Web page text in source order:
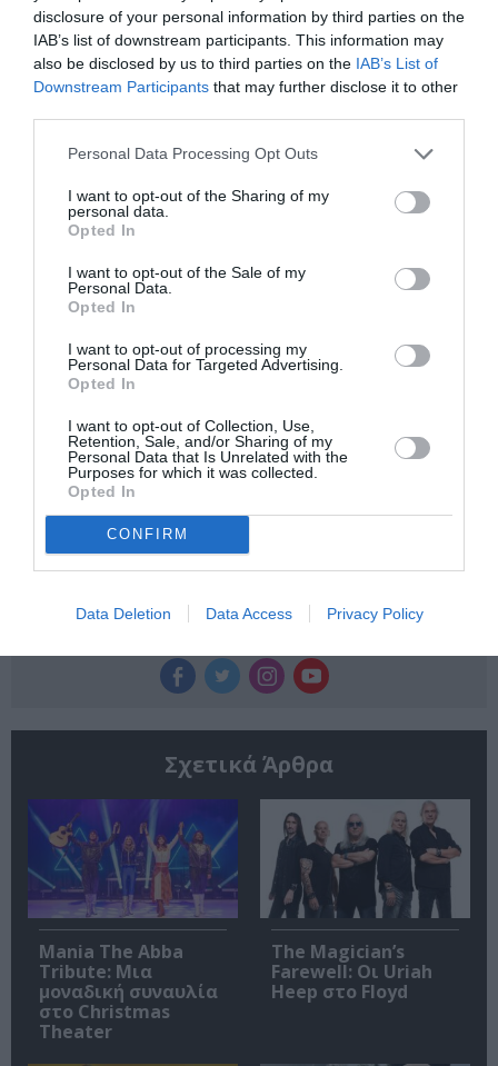
disclosure of your personal information by third parties on the
IAB’s list of downstream participants. This information may
also be disclosed by us to third parties on the IAB’s List of
Downstream Participants that may further disclose it to other
Personal Data Processing Opt Outs
I want to opt-out of the Sharing of my
personal data.
Opted In
I want to opt-out of the Sale of my
Personal Data.
Opted In
I want to opt-out of processing my
Personal Data for Targeted Advertising.
Opted In
I want to opt-out of Collection, Use,
Retention, Sale, and/or Sharing of my
Personal Data that Is Unrelated with the
Purposes for which it was collected.
Opted In
CONFIRM
Data Deletion Data Access Privacy Policy
Ακολουθήστε το Culturenow.gr στο Google News
μάθετε πρώτοι όλες τις ειδήσεις
Δείτε όλα τατελευταία νέαγια την Τέχνη και τον
Νέοι Διαγωνισμοί❯
ΑΛΚΗΣ ΑΛΚΑΙΟΣ
ΝΕΑ ΑΛΜΠΟΥΜ
ΧΡΗΣΤΟΣ ΘΗΒΑΙΟΣ
Newsletter
Κάθε βδομάδα στο e-mail σας τα τελευταία νέα για
την Τέχνη και τον Πολιτισμό!
Σχετικά Άρθρα
Mania The Abba
Tribute: Μια
μοναδική συναυλία
στο Christmas
Theater
The Magician’s
Farewell: Οι Uriah
Heep στο Floyd